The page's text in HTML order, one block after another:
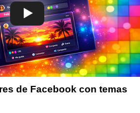
de Facebook con temas